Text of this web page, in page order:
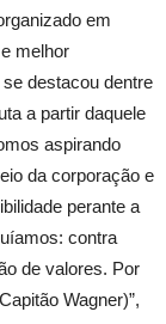
em
melhor
destacou dentre
a partir daquele
aspirando
da corporação e
perante a
contra
de valores. Por
Wagner)”,